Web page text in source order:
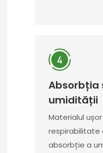
Absorbția
umidității
Materialul
respirabilitate
absorbție a